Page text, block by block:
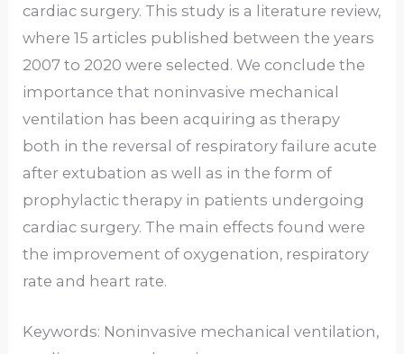
cardiac surgery. This study is a literature review,
where 15 articles published between the years
2007 to 2020 were selected. We conclude the
importance that noninvasive mechanical
ventilation has been acquiring as therapy
both in the reversal of respiratory failure acute
after extubation as well as in the form of
prophylactic therapy in patients undergoing
cardiac surgery. The main effects found were
the improvement of oxygenation, respiratory
rate and heart rate.
Keywords: Noninvasive mechanical ventilation,